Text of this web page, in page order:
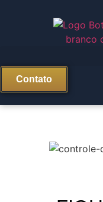
Contato